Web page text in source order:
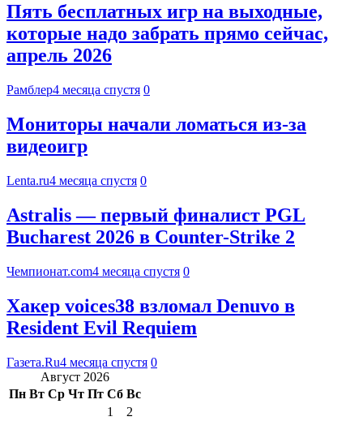
Пять бесплатных игр на выходные,
которые надо забрать прямо сейчас,
апрель 2026
Рамблер4 месяца спустя 0
Мониторы начали ломаться из-за
видеоигр
Lenta.ru4 месяца спустя 0
Astralis — первый финалист PGL
Bucharest 2026 в Counter-Strike 2
Чемпионат.com4 месяца спустя 0
Хакер voices38 взломал Denuvo в
Resident Evil Requiem
Газета.Ru4 месяца спустя 0
Август 2026
Пн Вт Ср Чт Пт Сб Вс
1
2